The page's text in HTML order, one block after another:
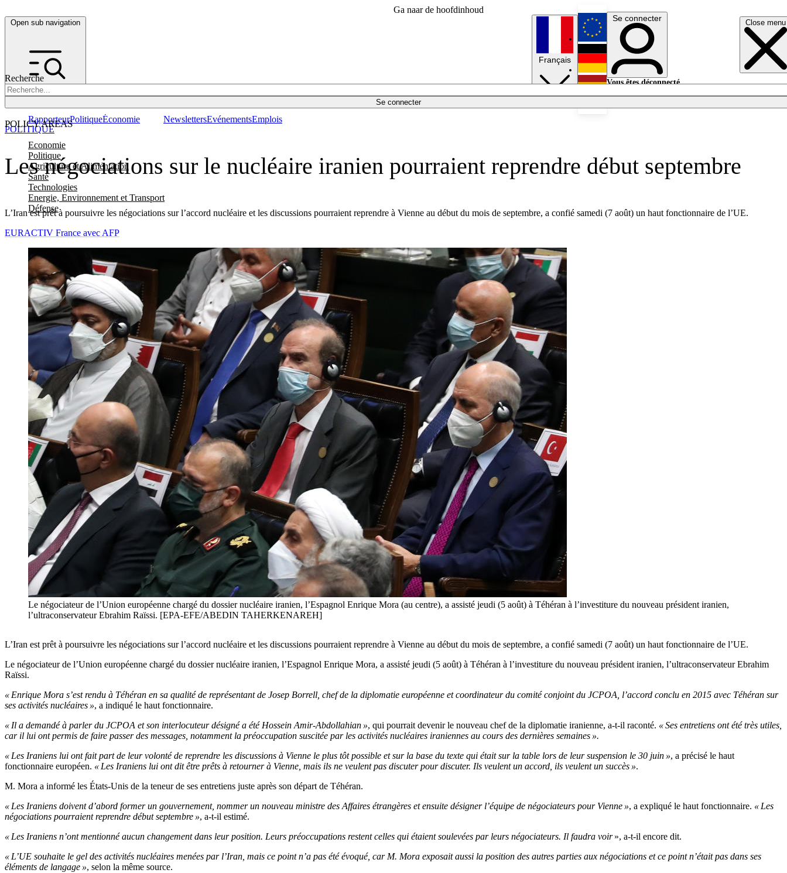
Ga naar de hoofdinhoud
Open sub navigation Close menu
Recherche
Se connecter
POLICY AREAS
Economie
Politique
Agriculture et Alimentation
Santé
Technologies
Energie, Environnement et Transport
Défense
RapporteurPolitiqueÉconomie NewslettersEvénementsEmplois
Français
English
Deutsch
Se connecter
Vous êtes déconnecté.
Les négociations sur le nucléaire iranien pourraient reprendre début septembre
L’Iran est prêt à poursuivre les négociations sur l’accord nucléaire et les discussions pourraient reprendre à Vienne au début du mois de septembre, a confié samedi (7 août) un haut fonctionnaire de l’UE.
POLITIQUE
EURACTIV France avec AFP
Le négociateur de l’Union européenne chargé du dossier nucléaire iranien, l’Espagnol Enrique Mora (au centre), a assisté jeudi (5 août) à Téhéran à l’investiture du nouveau président iranien,
l’ultraconservateur Ebrahim Raïssi. [EPA-EFE/ABEDIN TAHERKENAREH]
L’Iran est prêt à poursuivre les négociations sur l’accord nucléaire et les discussions pourraient reprendre à Vienne au début du mois de septembre, a confié samedi (7 août) un haut fonctionnaire de l’UE.
Le négociateur de l’Union européenne chargé du dossier nucléaire iranien, l’Espagnol Enrique Mora, a assisté jeudi (5 août) à Téhéran à l’investiture du nouveau président iranien, l’ultraconservateur Ebrahim
Raïssi.
« Enrique Mora s’est rendu à Téhéran en sa qualité de représentant de Josep Borrell, chef de la diplomatie européenne et coordinateur du comité conjoint du JCPOA, l’accord conclu en 2015 avec Téhéran sur
ses activités nucléaires », a indiqué le haut fonctionnaire.
« Il a demandé à parler du JCPOA et son interlocuteur désigné a été Hossein Amir-Abdollahian », qui pourrait devenir le nouveau chef de la diplomatie iranienne, a-t-il raconté. « Ses entretiens ont été très utiles,
car il lui ont permis de faire passer des messages, notamment la préoccupation suscitée par les activités nucléaires iraniennes au cours des dernières semaines ».
« Les Iraniens lui ont fait part de leur volonté de reprendre les discussions à Vienne le plus tôt possible et sur la base du texte qui était sur la table lors de leur suspension le 30 juin », a précisé le haut
fonctionnaire européen. « Les Iraniens lui ont dit être prêts à retourner à Vienne, mais ils ne veulent pas discuter pour discuter. Ils veulent un accord, ils veulent un succès ».
M. Mora a informé les États-Unis de la teneur de ses entretiens juste après son départ de Téhéran.
« Les Iraniens doivent d’abord former un gouvernement, nommer un nouveau ministre des Affaires étrangères et ensuite désigner l’équipe de négociateurs pour Vienne », a expliqué le haut fonctionnaire. « Les
négociations pourraient reprendre début septembre », a-t-il estimé.
« Les Iraniens n’ont mentionné aucun changement dans leur position. Leurs préoccupations restent celles qui étaient soulevées par leurs négociateurs. Il faudra voir», a-t-il encore dit.
« L’UE souhaite le gel des activités nucléaires menées par l’Iran, mais ce point n’a pas été évoqué, car M. Mora exposait aussi la position des autres parties aux négociations et ce point n’était pas dans ses
éléments de langage », selon la même source.